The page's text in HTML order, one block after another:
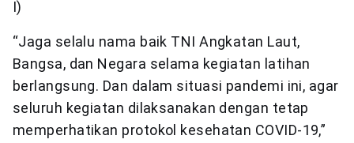
I)
“Jaga selalu nama baik TNI Angkatan Laut,
Bangsa, dan Negara selama kegiatan latihan
berlangsung. Dan dalam situasi pandemi ini, agar
seluruh kegiatan dilaksanakan dengan tetap
memperhatikan protokol kesehatan COVID-19,”